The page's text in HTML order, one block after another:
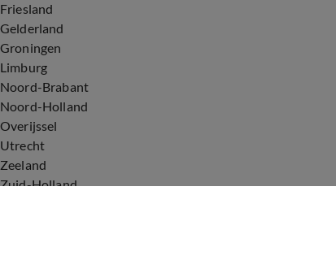
Friesland
Gelderland
Groningen
Limburg
Noord-Brabant
Noord-Holland
Overijssel
Utrecht
Zeeland
Zuid-Holland